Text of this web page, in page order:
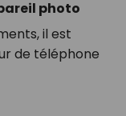
photo
il est
de téléphone